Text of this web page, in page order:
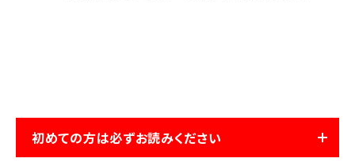
初めての方は必ずお読みください